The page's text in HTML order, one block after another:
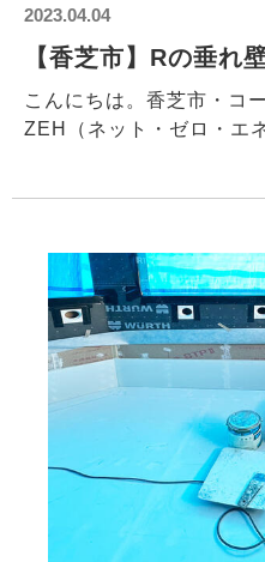
2023.04.04
【香芝市】Rの垂れ
こんにちは。香芝市・コ
ZEH（ネット・ゼロ・エ